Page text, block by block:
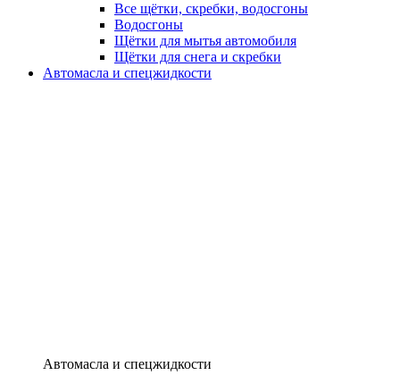
Все щётки, скребки, водосгоны
Водосгоны
Щётки для мытья автомобиля
Щётки для снега и скребки
Автомасла и спецжидкости
Автомасла и спецжидкости